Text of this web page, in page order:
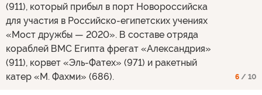
(911), который прибыл в порт Новороссийска
для участия в Российско-египетских учениях
«Мост дружбы — 2020». В составе отряда
кораблей ВМС Египта фрегат «Александрия»
(911), корвет «Эль-Фатех» (971) и ракетный
катер «М. Фахми» (686).
6 / 10